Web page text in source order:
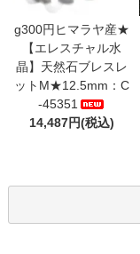
g300円ヒマラヤ産★
【エレスチャル水
晶】天然石ブレスレ
ットM★12.5mm：C
-45351
14,487円(税込)